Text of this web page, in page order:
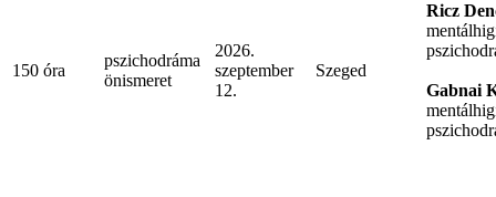
150 óra
pszichodráma
önismeret
2026.
szeptember
12.
Szeged
Ricz
Gabnai